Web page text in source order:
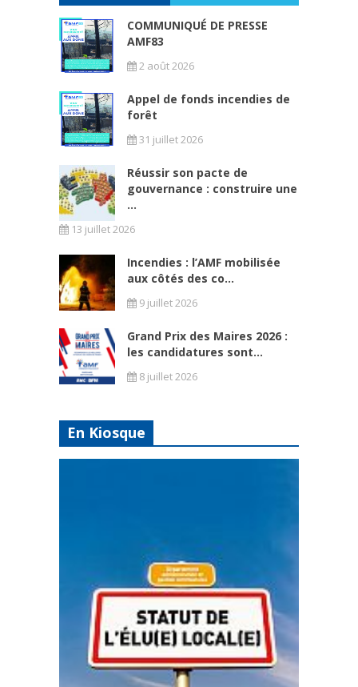
COMMUNIQUÉ DE PRESSE
AMF83
2 août 2026
Appel de fonds incendies de
forêt
31 juillet 2026
Réussir son pacte de
gouvernance : construire une
...
13 juillet 2026
Incendies : l’AMF mobilisée
aux côtés des co...
9 juillet 2026
Grand Prix des Maires 2026 :
les candidatures sont...
8 juillet 2026
En Kiosque